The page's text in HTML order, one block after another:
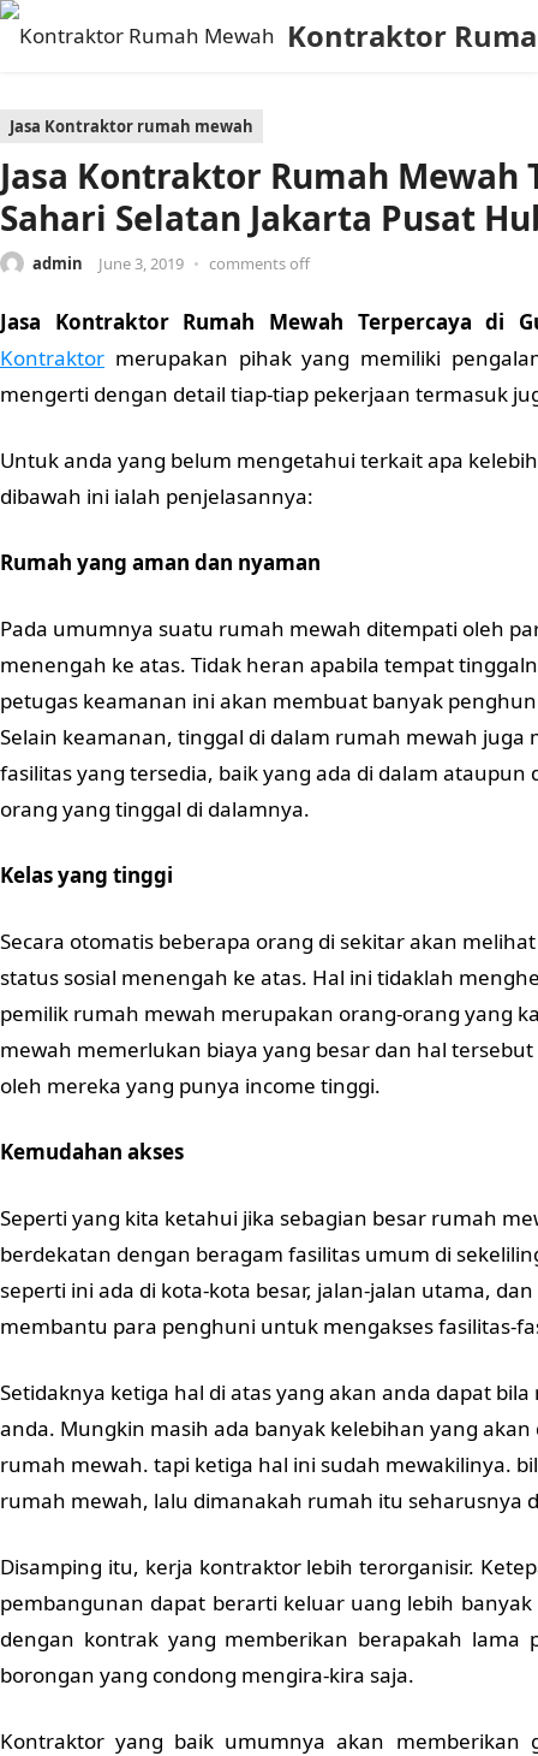
Kontraktor
Jasa Kontraktor rumah mewah
Jasa Kontraktor Rumah Mewah
Sahari Selatan Jakarta Pusat
admin June 3, 2019 • comments off
Jasa Kontraktor Rumah Mewah Terpercaya di
Kontraktor merupakan pihak yang memiliki
mengerti dengan detail tiap-tiap pekerjaan termasuk
Untuk anda yang belum mengetahui terkait apa
dibawah ini ialah penjelasannya:
Rumah yang aman dan nyaman
Pada umumnya suatu rumah mewah ditempati oleh
menengah ke atas. Tidak heran apabila tempat
petugas keamanan ini akan membuat banyak
Selain keamanan, tinggal di dalam rumah mewah
fasilitas yang tersedia, baik yang ada di dalam
orang yang tinggal di dalamnya.
Kelas yang tinggi
Secara otomatis beberapa orang di sekitar akan
status sosial menengah ke atas. Hal ini tidaklah
pemilik rumah mewah merupakan orang-orang yang
mewah memerlukan biaya yang besar dan hal
oleh mereka yang punya income tinggi.
Kemudahan akses
Seperti yang kita ketahui jika sebagian besar rumah
berdekatan dengan beragam fasilitas umum di
seperti ini ada di kota-kota besar, jalan-jalan utama,
membantu para penghuni untuk mengakses fasilitas-
Setidaknya ketiga hal di atas yang akan anda dapat
anda. Mungkin masih ada banyak kelebihan yang
rumah mewah. tapi ketiga hal ini sudah mewakilinya.
rumah mewah, lalu dimanakah rumah itu seharusnya
Disamping itu, kerja kontraktor lebih terorganisir.
pembangunan dapat berarti keluar uang lebih
dengan kontrak yang memberikan berapakah lama
borongan yang condong mengira-kira saja.
Kontraktor yang baik umumnya akan memberikan